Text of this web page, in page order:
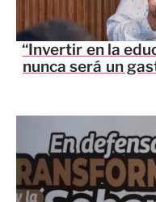
“Invertir en la
nunca será un